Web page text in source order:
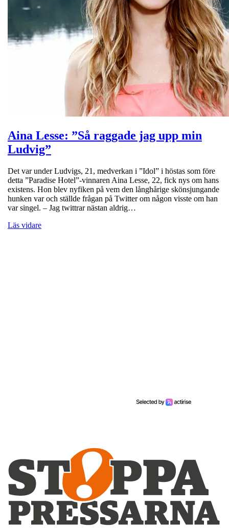
Aina Lesse: ”Så raggade jag upp min
Ludvig”
Det var under Ludvigs, 21, medverkan i ”Idol” i höstas som före
detta ”Paradise Hotel”-vinnaren Aina Lesse, 22, fick nys om hans
existens. Hon blev nyfiken på vem den långhårige skönsjungande
hunken var och ställde frågan på Twitter om någon visste om han
var singel. – Jag twittrar nästan aldrig…
Läs vidare